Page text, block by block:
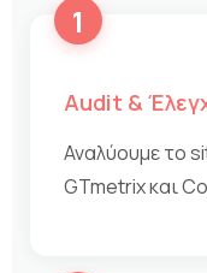
1
Audit &
Αναλύουμε το
GTmetrix και